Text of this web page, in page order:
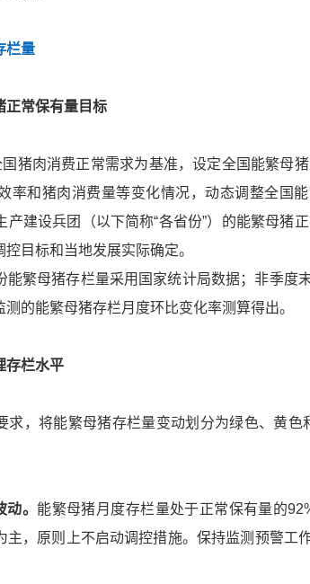
栏量
正常保有量目标
国猪肉消费正常需求为基准，设定全国能繁母
率和猪肉消费量等变化情况，动态调整全国
产建设兵团（以下简称“各省份”）的能繁母猪
目标和当地发展实际确定。
能繁母猪存栏量采用国家统计局数据；非季度
的能繁母猪存栏月度环比变化率测算得出。
存栏水平
求，将能繁母猪存栏量变动划分为绿色、黄色
。 能繁母猪月度存栏量处于正常保有量的
主，原则上不启动调控措施。保持监测预警工